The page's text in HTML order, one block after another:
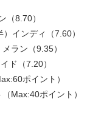
（8.70）
インディ（7.60）
ラン（9.35）
ド（7.20）
ポイント）
Max:40ポイント）